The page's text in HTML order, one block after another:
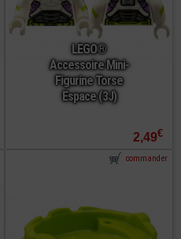
LEGO®
Accessoire Mini-
Figurine Torse
Espace (3J)
2,49€
commander